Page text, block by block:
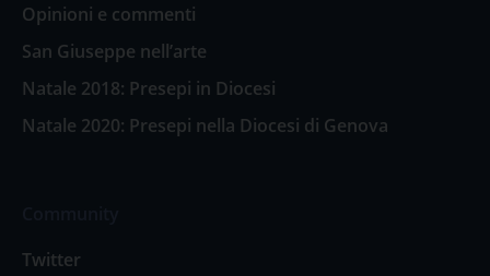
Opinioni e commenti
San Giuseppe nell’arte
Natale 2018: Presepi in Diocesi
Natale 2020: Presepi nella Diocesi di Genova
Twitter